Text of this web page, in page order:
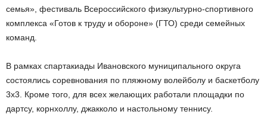
семья», фестиваль Всероссийского физкультурно-спортивного
комплекса «Готов к труду и обороне» (ГТО) среди семейных
команд.
В рамках спартакиады Ивановского муниципального округа
состоялись соревнования по пляжному волейболу и баскетболу
3х3. Кроме того, для всех желающих работали площадки по
дартсу, корнхоллу, джакколо и настольному теннису.